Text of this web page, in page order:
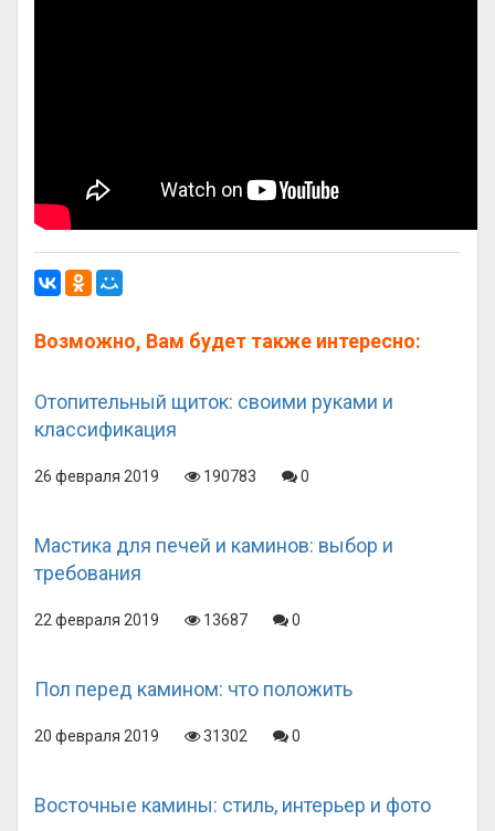
Возможно, Вам будет также интересно:
Отопительный щиток: своими руками и
классификация
26 февраля 2019 190783 0
Мастика для печей и каминов: выбор и
требования
22 февраля 2019 13687 0
Пол перед камином: что положить
20 февраля 2019 31302 0
Восточные камины: стиль, интерьер и фото